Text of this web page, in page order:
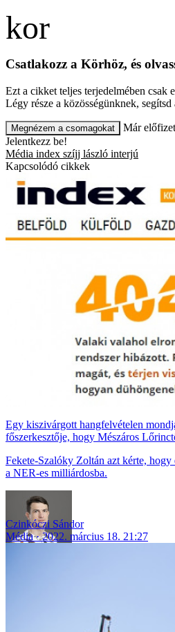
Csatlakozz a Körhöz, és
Ezt a cikket teljes terjedelmében csak
Légy része a közösségünknek,
Megnézem a csomagokat
Már
Jelentkezz be!
Média index szíjj lászló interjú
Kapcsolódó cikkek
Egy kiszivárgott hangfelvételen
főszerkesztője, hogy Mészáros
Fekete-Szalóky Zoltán azt kérte,
a NER-es milliárdosba.
Czinkóczi Sándor
Média
2022. március 18. 21:27